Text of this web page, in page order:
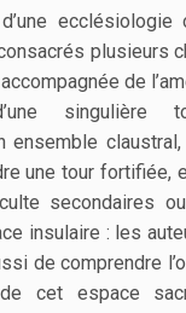
d’une ecclésiologie
plusieurs
de
singulière
ensemble
une tour fortifiée,
secondaires
insulaire : les
de comprendre
cet espace